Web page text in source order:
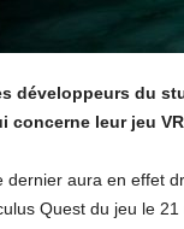
développeurs du
concerne leur jeu
dernier aura en effet
Quest du jeu le 21